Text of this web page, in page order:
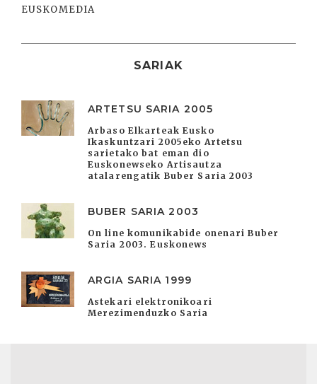
EUSKOMEDIA
SARIAK
ARTETSU SARIA 2005
Arbaso Elkarteak Eusko
Ikaskuntzari 2005eko Artetsu
sarietako bat eman dio
Euskonewseko Artisautza
atalarengatik Buber Saria 2003
BUBER SARIA 2003
On line komunikabide onenari Buber
Saria 2003. Euskonews
ARGIA SARIA 1999
Astekari elektronikoari
Merezimenduzko Saria